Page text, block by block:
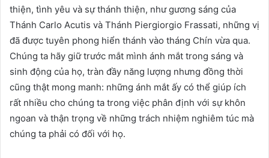
thiện, tình yêu và sự thánh thiện, như gương sáng của
Thánh Carlo Acutis và Thánh Piergiorgio Frassati, những vị
đã được tuyên phong hiển thánh vào tháng Chín vừa qua.
Chúng ta hãy giữ trước mắt mình ánh mắt trong sáng và
sinh động của họ, tràn đầy năng lượng nhưng đồng thời
cũng thật mong manh: những ánh mắt ấy có thể giúp ích
rất nhiều cho chúng ta trong việc phân định với sự khôn
ngoan và thận trọng về những trách nhiệm nghiêm túc mà
chúng ta phải có đối với họ.